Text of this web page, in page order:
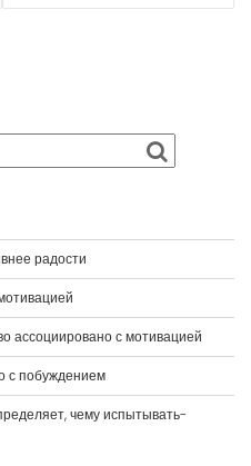
радости
ассоциировано с мотивацией
с побуждением
чему испытывать-